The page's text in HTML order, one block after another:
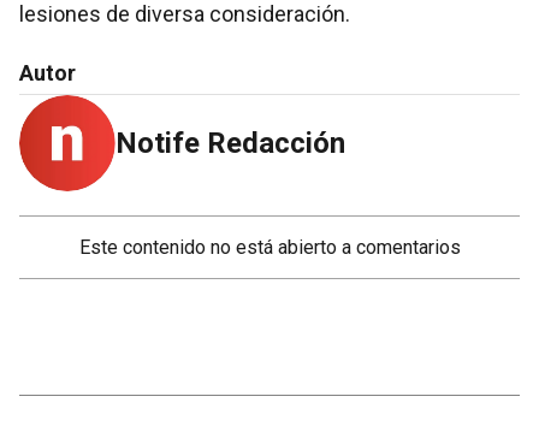
lesiones de diversa consideración.
Autor
Notife Redacción
Este contenido no está abierto a comentarios